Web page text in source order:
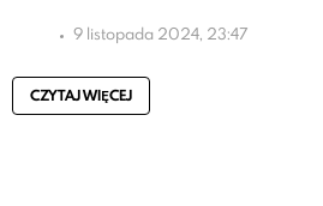
9 listopada 2024, 23:47
CZYTAJ WIĘCEJ